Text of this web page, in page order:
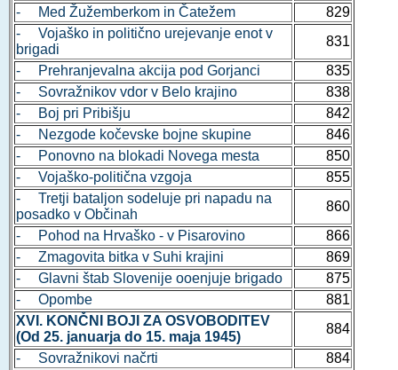
- Med Žužemberkom in Čatežem
829
- Vojaško in politično urejevanje enot v
brigadi
831
- Prehranjevalna akcija pod Gorjanci
835
- Sovražnikov vdor v Belo krajino
838
- Boj pri Pribišju
842
- Nezgode kočevske bojne skupine
846
- Ponovno na blokadi Novega mesta
850
- Vojaško-politična vzgoja
855
- Tretji bataljon sodeluje pri napadu na
posadko v Občinah
860
- Pohod na Hrvaško - v Pisarovino
866
- Zmagovita bitka v Suhi krajini
869
- Glavni štab Slovenije ooenjuje brigado
875
- Opombe
881
XVI. KONČNI BOJI ZA OSVOBODITEV
(Od 25. januarja do 15. maja 1945)
884
- Sovražnikovi načrti
884